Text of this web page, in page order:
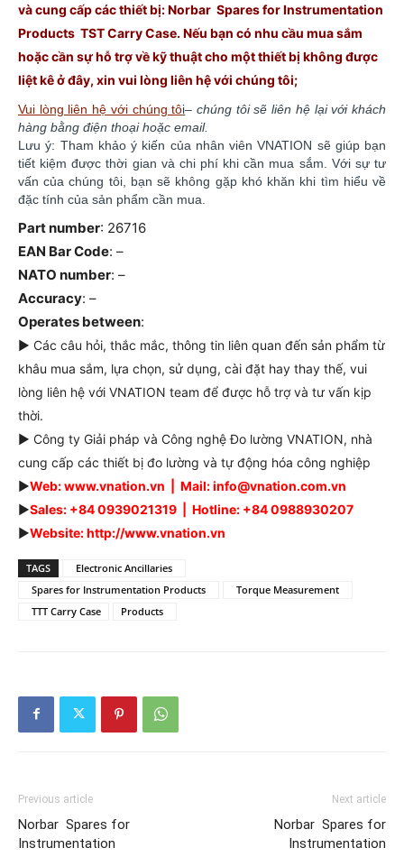
và cung cấp các thiết bị: Norbar Spares for Instrumentation
Products TST Carry Case. Nếu bạn có nhu cầu mua sắm
hoặc cần sự hỗ trợ về kỹ thuật cho một thiết bị không được
liệt kê ở đây, xin vui lòng liên hệ với chúng tôi;
Vui lòng liên hệ với chúng tôi–chúng tôi sẽ liên hệ lại với khách
hàng bằng điện thoại hoặc email.
Lưu ý: Tham khảo ý kiến của nhân viên VNATION sẽ giúp bạn
tiết kiệm được thời gian và chi phí khi cần mua sắm. ​​Với sự tư
vấn của chúng tôi, bạn sẽ không gặp khó khăn khi tìm hiểu về
đặc tính của sản phẩm cần mua.
Part number: 26716
EAN Bar Code: –
NATO number: –
Accuracy: –
Operates between:
► Các câu hỏi, thắc mắc, thông tin liên quan đến sản phẩm từ
khâu mua sắm, lựa chọn, sử dụng, cài đặt hay thay thế, vui
lòng liên hệ với VNATION team để được hỗ trợ và tư vấn kịp
thời.
► Công ty Giải pháp và Công nghệ Đo lường VNATION, nhà
cung cấp các thiết bị đo lường và tự động hóa công nghiệp
►Web: www.vnation.vn | Mail: info@vnation.com.vn
►Sales: +84 0939021319 | Hotline: +84 0988930207
►Website: http://www.vnation.vn
TAGS
Electronic Ancillaries
Spares for Instrumentation Products
Torque Measurement
TTT Carry Case
Products
Previous article
Norbar Spares for
Instrumentation
Next article
Norbar Spares for
Instrumentation